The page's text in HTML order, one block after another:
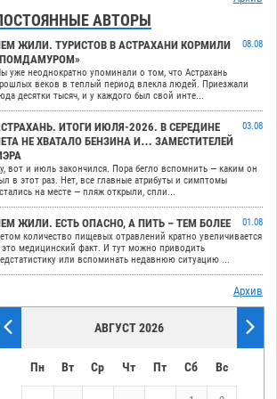
АВТОРЫ
ЖИЛИ. ТУРИСТОВ В АСТРАХАНИ КОРМИЛИ
08.08
уже неоднократно упоминали о том, что Астрахань
веков в теплый период влекла людей. Приезжали
десятки тысяч, и у каждого был свой инте...
ИТОГИ ИЮЛЯ-2026. В СЕРЕДИНЕ
НЕ ХВАТАЛО БЕНЗИНА И… ЗАМЕСТИТЕЛЕЙ
03.08
вот и июль закончился. Пора бегло вспомнить — каким он
в этот раз. Нет, все главные атрибуты и симптомы
на месте — пляж открыли, спли...
ЖИЛИ. ЕСТЬ ОПАСНО, А ПИТЬ – ТЕМ БОЛЕЕ
01.08
количество пищевых отравлений кратно увеличивается
это медицинский факт. И тут можно приводить
или вспоминать недавнюю ситуацию ...
Архив
АВГУСТ 2026
Пн Вт Ср Чт Пт Сб Вс